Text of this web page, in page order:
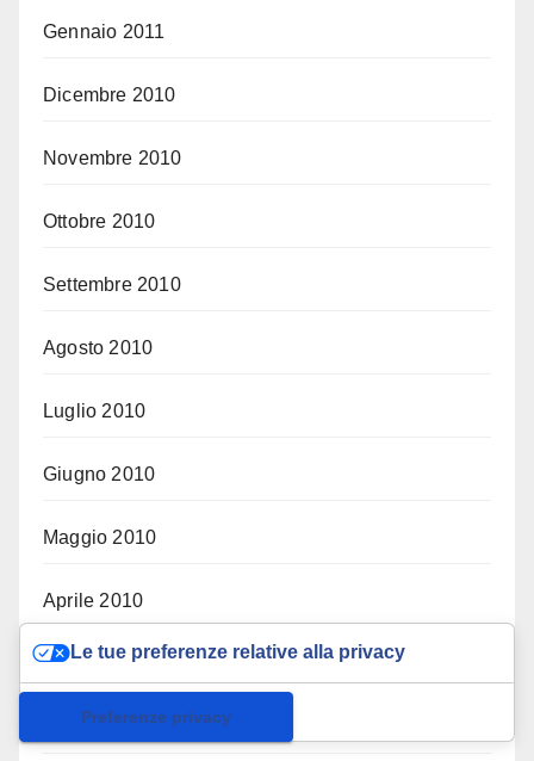
Gennaio 2011
Dicembre 2010
Novembre 2010
Ottobre 2010
Settembre 2010
Agosto 2010
Luglio 2010
Giugno 2010
Maggio 2010
Aprile 2010
Marzo 2010
Febbraio 2010
Le tue preferenze relative alla privacy
Informativa sulla raccolta